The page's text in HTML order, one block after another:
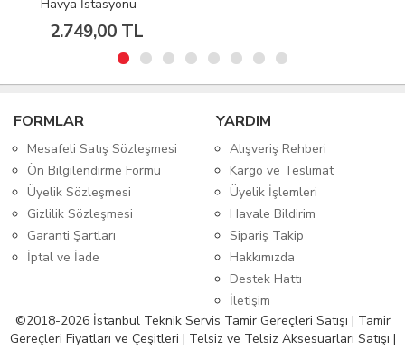
FORMLAR
Mesafeli Satış Sözleşmesi
Ön Bilgilendirme Formu
Üyelik Sözleşmesi
Gizlilik Sözleşmesi
Garanti Şartları
İptal ve İade
YARDIM
Alışveriş Rehberi
Kargo ve Teslimat
Üyelik İşlemleri
Havale Bildirim
Sipariş Takip
Hakkımızda
Destek Hattı
İletişim
©2018-2026 İstanbul Teknik Servis Tamir Gereçleri Satışı | Tamir
Gereçleri Fiyatları ve Çeşitleri | Telsiz ve Telsiz Aksesuarları Satışı |